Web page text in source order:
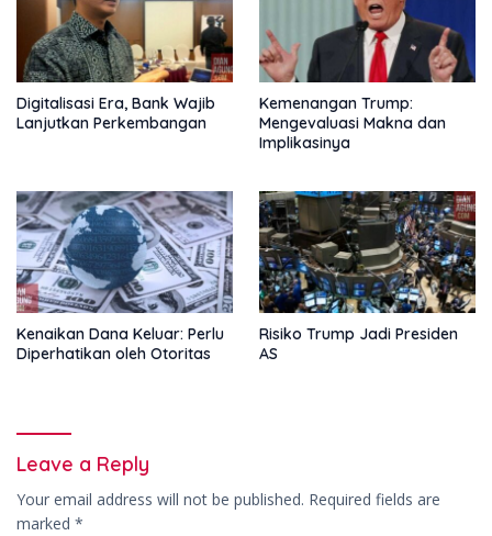
Digitalisasi Era, Bank Wajib
Lanjutkan Perkembangan
Kemenangan Trump:
Mengevaluasi Makna dan
Implikasinya
Kenaikan Dana Keluar: Perlu
Diperhatikan oleh Otoritas
Risiko Trump Jadi Presiden
AS
Leave a Reply
Your email address will not be published. Required fields are
marked *